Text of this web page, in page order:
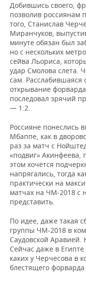
Добившись своего,
позволив россиянам
того, Станислав
Миранчуков,
минуте обязан был
но с нескольких
сейва Льориса,
удар Смолова слета.
сам. Расслабившаяся
открывание
последовал зрячий
— 1:2.
Россияне понеслись
Мбаппе, как в
раз за матч с
«подвиг»
этом хочется
напрягались, тогда
практически на
матчах на ЧМ-2018
представить.
По идее, даже такая
группы ЧМ-2018 в
Саудовской Аравией.
Сейчас даже в Египте
каких у Черчесова в
блестящего